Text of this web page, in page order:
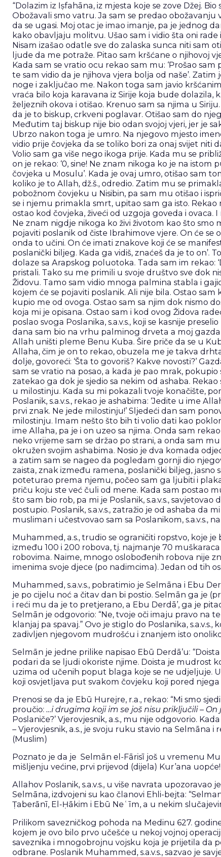
“Dolazim iz Iṣfahāna, iz mjesta koje se zove Džej.
Obožavali smo vatru. Ja sam se predao
da se ugasi. Moj otac je imao imanje, pa je jednog
kako obavljaju molitvu. Ušao sam i vidio šta oni
Nisam izašao odatle sve do zalaska sunca niti sam
ljude da me potraže. Pitao sam kršćane o njihovoj
Kada sam se vratio ocu rekao sam mu: ‘Prošao
te sam vidio da je njihova vjera bolja od naše’.
noge i zaključao me. Nakon toga sam javio
vraća bilo koja karavana iz Sirije koja bude dolazila,
željeznih okova i otišao. Krenuo sam sa njima u
da je to biskup, crkveni poglavar. Otišao sam do
Međutim taj biskup nije bio odan svojoj vjeri, jer je
Ubrzo nakon toga je umro. Na njegovo mjesto
vidio prije čovjeka da se toliko bori za onaj svijet niti
Volio sam ga više nego ikoga prije. Kada mu se
on je rekao: ‘0, sine! Ne znam nikoga ko je na
čovjeka u Mosulu’. Kada je ovaj umro, otišao sam
koliko je to Allah, dž.š., odredio. Zatim mu se
pobožnom čovjeku u Nisibin, pa sam mu otišao i
se i njemu primakla smrt, upitao sam ga isto.
ostao kod čovjeka, živeći od uzgoja goveda i ovaca. I
Ne znam nigdje nikoga ko živi životom kao što smo
pojaviti poslanik od čiste Ibrahimove vjere. On će
onda to učini. On će imati znakove koji će se
poslanički biljeg. Kada ga vidiš, znaćeš da je to on’.
dolaze sa Arapskog poluotoka. Tada sam im rekao:
pristali. Tako su me primili u svoje društvo sve dok
Židovu. Tamo sam vidio mnoga palmina stabla i
kojem će se pojaviti poslanik. Ali nije bila. Ostao
kupio me od ovoga. Ostao sam sa njim dok nismo
koja mi je opisana. Ostao sam i kod ovog Židova
poslao svoga Poslanika, s.a.v.s., koji se kasnije
dana sam bio na vrhu palminog drveta a moj gazda
Allah uništi pleme Benu Kuba. Šire priče da se u
Allaha, čim je on to rekao, obuzela me je takva
dolje, govoreći: ‘Šta to govoriš? Kakve novosti?’
sam se vratio na posao, a kada je pao mrak, pokupio
zatekao ga dok je sjedio sa nekim od ashaba.
u milostinju. Kada su mi pokazali tvoje konačište,
Poslanik, s.a.v.s., rekao je ashabima: ‘Jedite u ime
prvi znak. Ne jede milostinju!’ Sljedeći dan sam
milostinju. Imam nešto što bih ti volio dati kao
ime Allaha, pa je i on uzeo sa njima. Onda sam
neko vrijeme sam se držao po strani, a onda sam
okružen svojim ashabima. Nosio je dva komada
a zatim sam se nageo da pogledam gornji dio
zaista, znak između ramena, poslanički biljeg,
poteturao prema njemu, počeo sam ga ljubiti i
priču koju ste već čuli od mene. Kada sam postao
što sam bio rob, pa mi je Poslanik, s.a.v.s.,
postupio. Poslanik, s.a.v.s., zatražio je od ashaba da
musliman i učestvovao sam sa Poslanikom, s.a.v.s.,
Muhammed, a.s., trudio se ograničiti ropstvo, koje
između 100 i 200 robova, tj. najmanje 70
robovima. Naime, mnogo oslobođenih robova nije
imenima svoje djece (po nadimcima). Jedan od tih
Muhammed, s.a.v.s., pobratimio je Selmāna i Ebu
je po cijelu noć a čitav dan bi postio. Selmān ga je
i reći mu da je to pretjerano, a Ebu Derdā’, ga je
Selmān je odgovorio: “Ne, tvoje oči imaju pravo na
klanjaj pa spavaj.” Ovo je stiglo do Poslanika,
zadivljen njegovom mudrošću i znanjem isto
Selmān je jedne prilike napisao Ebū Derdā’u:
podari da se ljudi okoriste njime. Doista je mudrost
uzima od učenih poput blaga koje se ne udjeljuje.
koji osvjetljava put svakom čovjeku koji pored
Prenosi se da je Ebū Hurejre, r.a., rekao: “Mi smo
proučio: …i drugima koji im se još nisu priključili – On
Poslaniče?’ Vjerovjesnik, a.s., mu nije odgovorio.
– Vjerovjesnik, a.s., je svoju ruku stavio na Selmāna
(Muslim)
Poznato je da je Selmān el-Fārisī još u vremenu
mišljenju većine, prvi prijevod (dijela) Kur’ana
Allahov Poslanik, s.a.v.s., u više navrata
Selmāna, izdvojeni su kao članovi Ehli-bejta:
Ṭaberānī, El-Ḥākim i Ebū Neʿīm, a u nekim
Prilikom savezničkog pohoda na Medinu 627.
kojem je ovo bilo prvo učešće u nekoj vojnoj
saveznika i mnogobrojnu vojsku koja je prijetila da
odbrane. Poslanik Muhammed, s.a.v.s., sazvao je